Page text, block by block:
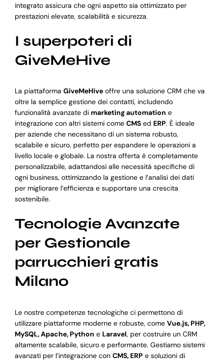
integrato assicura che ogni aspetto sia ottimizzato per
prestazioni elevate, scalabilità e sicurezza.
I superpoteri di
GiveMeHive
La piattaforma GiveMeHiveoffre una soluzione CRM che va
oltre la semplice gestione dei contatti, includendo
funzionalità avanzate di marketing automation e
integrazione con altri sistemi come CMSed ERP. È ideale
per aziende che necessitano di un sistema robusto,
scalabile e sicuro, perfetto per espandere le operazioni a
livello locale e globale. La nostra offerta è completamente
personalizzabile, adattandosi alle necessità specifiche di
ogni business, ottimizzando la gestione e l’analisi dei dati
per migliorare l’efficienza e supportare una crescita
sostenibile.
Tecnologie Avanzate
per Gestionale
parrucchieri gratis
Milano
Le nostre competenze tecnologiche ci permettono di
utilizzare piattaforme moderne e robuste, come Vue.js, PHP,
MySQL, Apache, Python e Laravel, per costruire un CRM
altamente scalabile, sicuro e performante. Gestiamo sistemi
avanzati per l’integrazione con CMS, ERPe soluzioni di